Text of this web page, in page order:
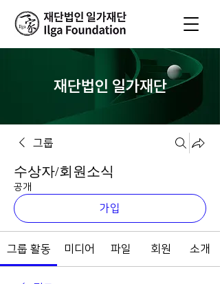
재단법인 일가재단
그룹
수상자/회원소식
공개
가입
그룹 활동 미디어 파일 회원 소개